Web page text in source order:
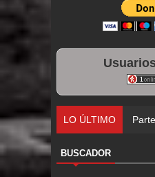
LO ÚLTIMO
BUSCADOR